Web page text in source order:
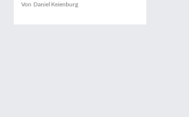
Von Daniel Keienburg